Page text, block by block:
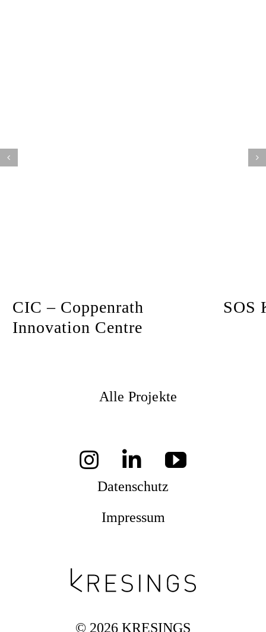
CIC – Coppenrath
Innovation Centre
SOS
Alle Projekte
Datenschutz
Impressum
© 2026 KRESINGS